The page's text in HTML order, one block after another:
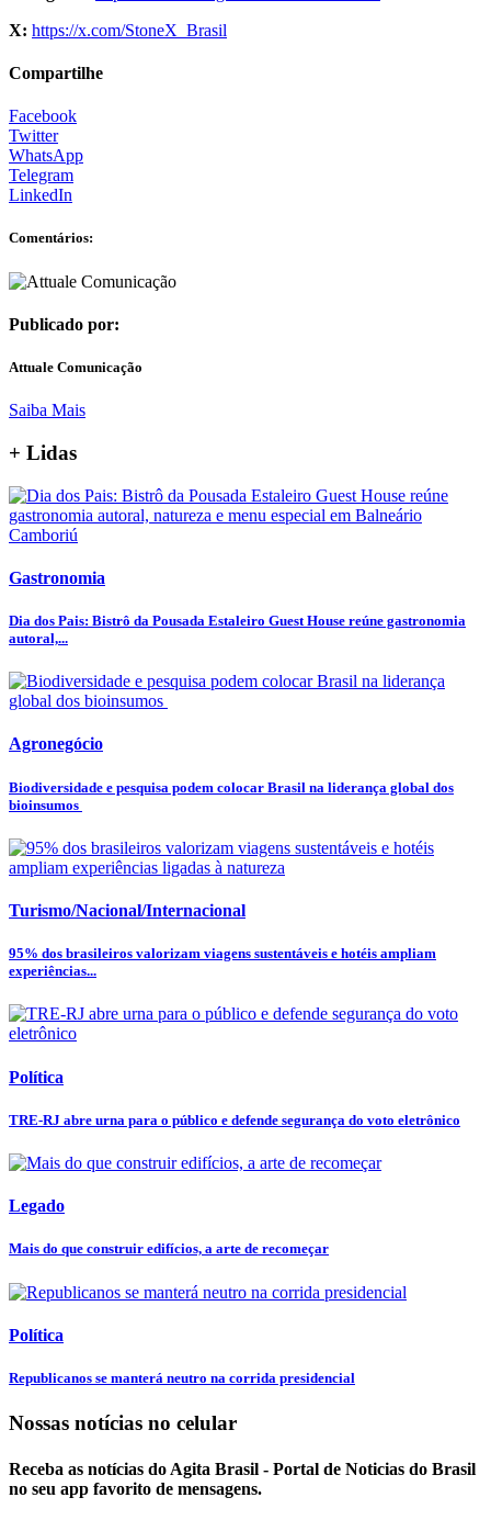
X: https://x.com/StoneX_Brasil
Compartilhe
Facebook
Twitter
WhatsApp
Telegram
LinkedIn
Comentários:
Publicado por:
Attuale Comunicação
Saiba Mais
+ Lidas
Gastronomia
Dia dos Pais: Bistrô da Pousada Estaleiro Guest House reúne gastronomia
autoral,...
Agronegócio
Biodiversidade e pesquisa podem colocar Brasil na liderança global dos
bioinsumos
Turismo/Nacional/Internacional
95% dos brasileiros valorizam viagens sustentáveis e hotéis ampliam
experiências...
Política
TRE-RJ abre urna para o público e defende segurança do voto eletrônico
Legado
Mais do que construir edifícios, a arte de recomeçar
Política
Republicanos se manterá neutro na corrida presidencial
Nossas notícias no celular
Receba as notícias do Agita Brasil - Portal de Noticias do Brasil
no seu app favorito de mensagens.